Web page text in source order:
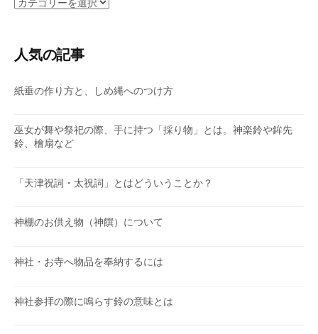
リ
ー
人気の記事
紙垂の作り方と、しめ縄へのつけ方
巫女が舞や祭祀の際、手に持つ「採り物」とは。神楽鈴や鉾先
鈴、檜扇など
「天津祝詞・太祝詞」とはどういうことか？
神棚のお供え物（神饌）について
神社・お寺へ物品を奉納するには
神社参拝の際に鳴らす鈴の意味とは